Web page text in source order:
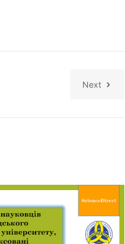
Next